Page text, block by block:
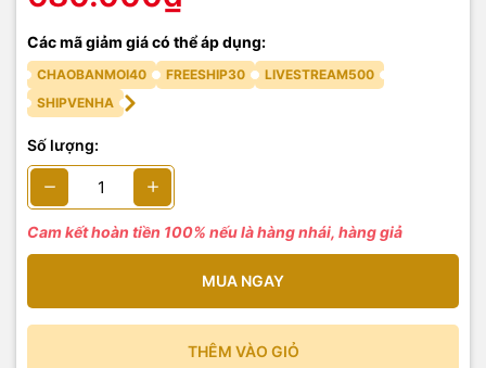
Các mã giảm giá có thể áp dụng:
CHAOBANMOI40 FREESHIP30
LIVESTREAM500
SHIPVENHA
Số lượng:
Cam kết hoàn tiền 100% nếu là hàng nhái, hàng giả
MUA NGAY
THÊM VÀO GIỎ